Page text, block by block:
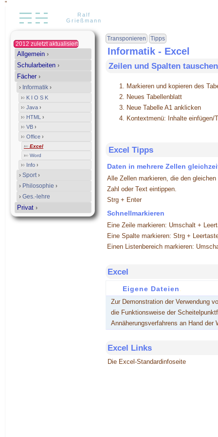
"
Ralf
Grießmann
2012 zuletzt aktualisiert
Allgemein ›
Schularbeiten ›
Fächer ›
› Informatik ›
›› K I O S K
›› Java ›
›› HTML ›
›› VB ›
›› Office ›
››› Excel
››› Word
›› Info ›
› Sport›
› Philosophie ›
› Ges.-lehre
Privat ›
Transponieren Tipps
Informatik - Excel
Zeilen und Spalten tauschen
Markieren und kopieren des
Neues Tabellenblatt
Neue Tabelle A1 anklicken
Kontextmenü: Inhalte einfügen/
Excel Tipps
Daten in mehrere Zellen
Alle Zellen markieren, die den
Zahl oder Text eintippen.
Strg + Enter
Schnellmarkieren
Eine Zeile markieren: Umschalt +
Eine Spalte markieren: Strg +
Einen Listenbereich markieren:
Excel
Eigene Dateien.
Zur Demonstration der Verwendung
die Funktionsweise der
Annäherungsverfahrens an Hand der
Excel Links
Die Excel-Standardinfoseite